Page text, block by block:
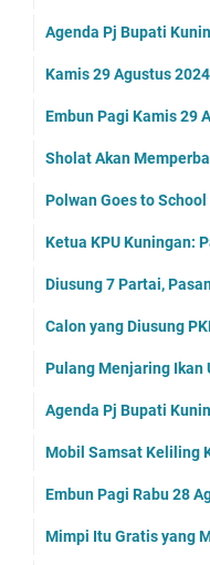
Agenda Pj Bupati
Kamis 29 Agustus
Embun Pagi Kamis 29
Sholat Akan
Polwan Goes to
Ketua KPU Kuningan:
Diusung 7 Partai,
Calon yang Diusung
Pulang Menjaring Ikan
Agenda Pj Bupati
Mobil Samsat Keliling
Embun Pagi Rabu 28
Mimpi Itu Gratis yang